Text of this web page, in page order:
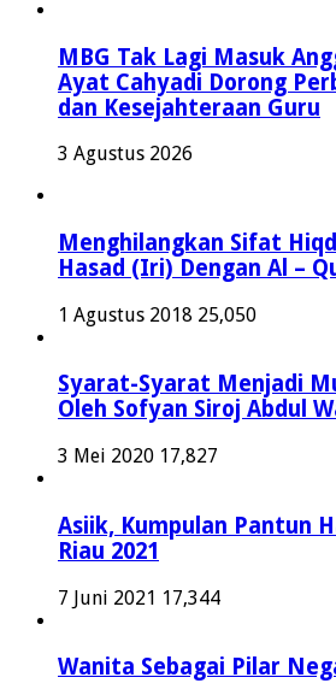
MBG Tak Lagi Masuk
Ayat Cahyadi Dorong
dan Kesejahteraan Guru
3 Agustus 2026
Menghilangkan Sifat
Hasad (Iri) Dengan Al –
1 Agustus 2018 25,050
Syarat-Syarat Menjadi
Oleh Sofyan Siroj Abdul
3 Mei 2020 17,827
Asiik, Kumpulan Pantun
Riau 2021
7 Juni 2021 17,344
Wanita Sebagai Pilar